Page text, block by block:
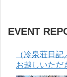
EVENT
（冷泉荘日
お越しいただ